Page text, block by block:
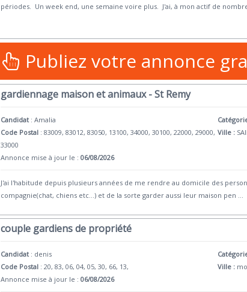
périodes. Un week end, une semaine voire plus. J'ai, à mon actif de
Publiez votre annonce
gardiennage maison et animaux - St Remy
Candidat :Amalia
Code Postal : 83009, 83012, 83050, 13100, 34000, 30100, 22000, 29000,
33000
Annonce mise à jour le :06/08/2026
Ville :
J'ai l'habitude depuis plusieurs années de me rendre au domicile des
compagnie(chat, chiens etc...) et de la sorte garder aussi leur maison pen
couple gardiens de propriété
Candidat : denis
Code Postal : 20, 83, 06, 04, 05, 30, 66, 13,
Annonce mise à jour le :06/08/2026
Ville :